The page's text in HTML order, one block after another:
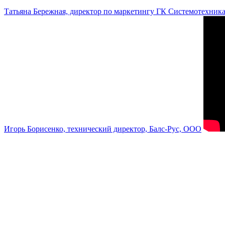
Татьяна Бережная, директор по маркетингу ГК Системотехника
Игорь Борисенко, технический директор, Балс-Рус, ООО